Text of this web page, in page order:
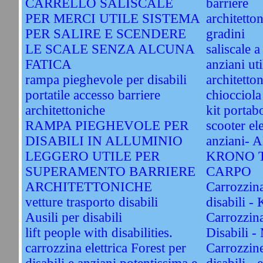
CARRELLO SALISCALE
PER MERCI UTILE SISTEMA
PER SALIRE E SCENDERE
LE SCALE SENZA ALCUNA
FATICA
rampa pieghevole per disabili
portatile accesso barriere
architettoniche
RAMPA PIEGHEVOLE PER
DISABILI IN ALLUMINIO
LEGGERO UTILE PER
SUPERAMENTO BARRIERE
ARCHITETTONICHE
vetture trasporto disabili
Ausili per disabili
lift people with disabilities.
carrozzina elettrica Forest per
barriere
gradini
saliscale
anziani
chiocciola
kit
scooter
anziani-
KRONO
CARPO
disabili -
Disabili -